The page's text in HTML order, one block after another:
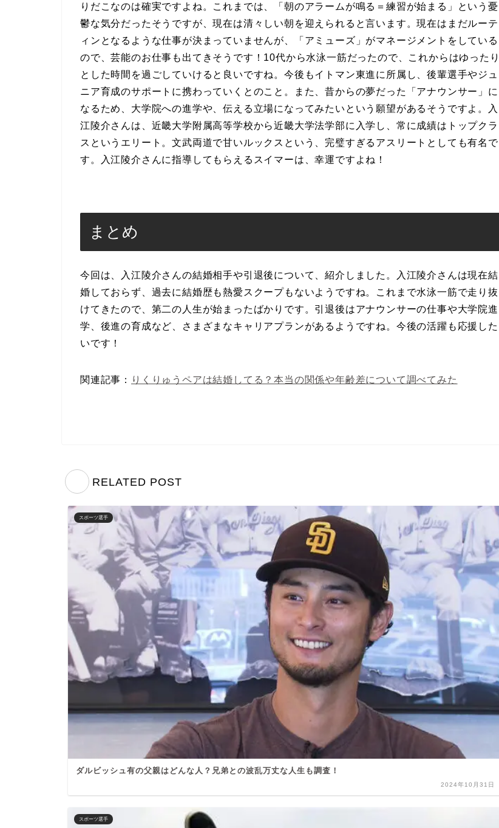
りだこなのは確実ですよね。これまでは、「朝のアラームが鳴る＝練習が始まる」という憂
鬱な気分だったそうですが、現在は清々しい朝を迎えられると言います。現在はまだルーテ
ィンとなるような仕事が決まっていませんが、「アミューズ」がマネージメントをしている
ので、芸能のお仕事も出てきそうです！10代から水泳一筋だったので、これからはゆったり
とした時間を過ごしていけると良いですね。今後もイトマン東進に所属し、後輩選手やジュ
ニア育成のサポートに携わっていくとのこと。また、昔からの夢だった「アナウンサー」に
なるため、大学院への進学や、伝える立場になってみたいという願望があるそうですよ。入
江陵介さんは、近畿大学附属高等学校から近畿大学法学部に入学し、常に成績はトップクラ
スというエリート。文武両道で甘いルックスという、完璧すぎるアスリートとしても有名で
す。入江陵介さんに指導してもらえるスイマーは、幸運ですよね！
まとめ
今回は、入江陵介さんの結婚相手や引退後について、紹介しました。入江陵介さんは現在結
婚しておらず、過去に結婚歴も熱愛スクープもないようですね。これまで水泳一筋で走り抜
けてきたので、第二の人生が始まったばかりです。引退後はアナウンサーの仕事や大学院進
学、後進の育成など、さまざまなキャリアプランがあるようですね。今後の活躍も応援した
いです！
関連記事： りくりゅうペアは結婚してる？本当の関係や年齢差について調べてみた
RELATED POST
スポーツ選手
ダルビッシュ有の父親はどんな人？兄弟との波乱万丈な人生も調査！
2024年10月31日
スポーツ選手